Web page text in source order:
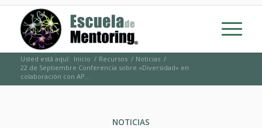
Usted está aquí: Inicio / Recursos / Noticias /
22 de Septiembre Conferencia sobre «Diversidad» en
colaboración con AP...
NOTICIAS